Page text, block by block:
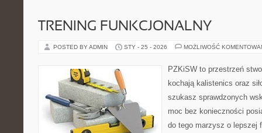
TRENING FUNKCJONALNY
POSTED BY ADMIN STY - 25 - 2026 MOŻLIWOŚĆ
PZKiSW to przestrzeń
kochają kalistenics oraz
szukasz sprawdzonych
moc bez konieczności
do tego marzysz o lepszej